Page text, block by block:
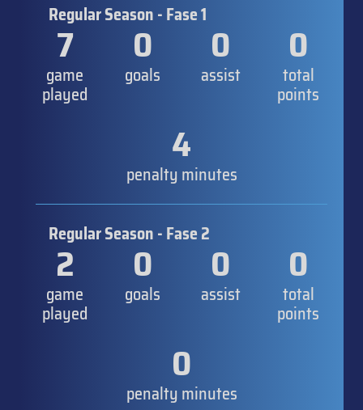
Regular Season - Fase 1
7
game
played
0
goals
0
assist
0
total
points
4
penalty minutes
Regular Season - Fase 2
2
game
played
0
goals
0
assist
0
total
points
0
penalty minutes